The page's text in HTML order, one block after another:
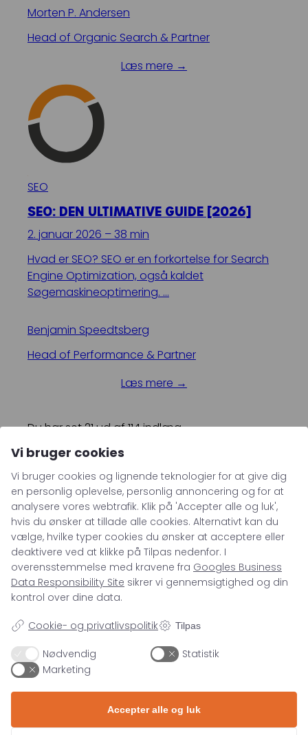
Morten P. Andersen
Head of Organic Search & Partner
Læs mere →
SEO
SEO: DEN ULTIMATIVE GUIDE [2026]
2. januar 2026 – 38 min
Hvad er SEO? SEO er en forkortelse for Search
Engine Optimization, også kaldet
Søgemaskineoptimering. …
Benjamin Speedtsberg
Head of Performance & Partner
Læs mere →
Du har set21ud af114indlæg
Indlæs flere indlæg
NYHEDSBREV
FÅ VIDEN, DU KAN
HANDLEPÅ –
DIREKTE I
INDBAKKEN
Ved tilmelding accepterer du, at ASENTO
må opbevare dine oplysninger i henhold til
privatlivspolitik . Du accepterer
samtidig, at ASENTO må sende dig e-mails
Vi bruger cookies
Vi bruger cookies og lignende teknologier for at give dig
en personlig oplevelse, personlig annoncering og for at
analysere vores webtrafik. Klik på 'Accepter alle og luk',
hvis du ønsker at tillade alle cookies. Alternativt kan du
vælge, hvilke typer cookies du ønsker at acceptere eller
deaktivere ved at klikke på Tilpas nedenfor. I
overensstemmelse med kravene fra Googles Business
Data Responsibility Site sikrer vi gennemsigtighed og din
kontrol over dine data.
Cookie- og privatlivspolitik Tilpas
Nødvendig
Statistik
Marketing
Accepter alle og luk